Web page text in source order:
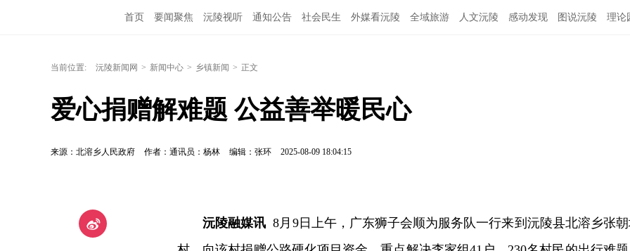
首页 要闻聚焦 沅陵视听 通知公告 社会民生 外媒看沅陵 全域旅游 人文沅陵 感动发现 图说沅陵 理论
当前位置: 沅陵新闻网 > 新闻中心 > 乡镇新闻 > 正文
爱心捐赠解难题 公益善举暖民心
来源：北溶乡人民政府 作者：通讯员：杨林 编辑：张环 2025-08-09 18:04:15
沅陵融媒讯 8月9日上午，广东狮子会顺为服务队一行来到沅陵县北溶乡张